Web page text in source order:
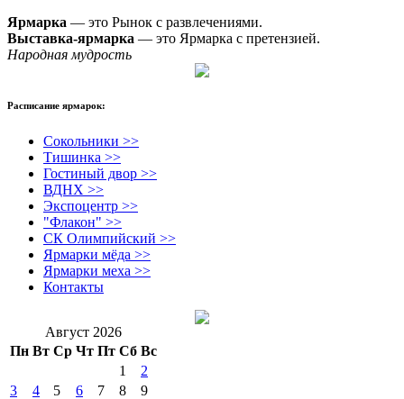
Ярмарка — это Рынок с развлечениями.
Выставка-ярмарка — это Ярмарка с претензией.
Народная мудрость
Расписание ярмарок:
Сокольники >>
Тишинка >>
Гостиный двор >>
ВДНХ >>
Экспоцентр >>
"Флакон" >>
СК Олимпийский >>
Ярмарки мёда >>
Ярмарки меха >>
Контакты
Август 2026
Пн Вт Ср Чт Пт Сб Вс
1
2
3
4 5 6 7 8
9